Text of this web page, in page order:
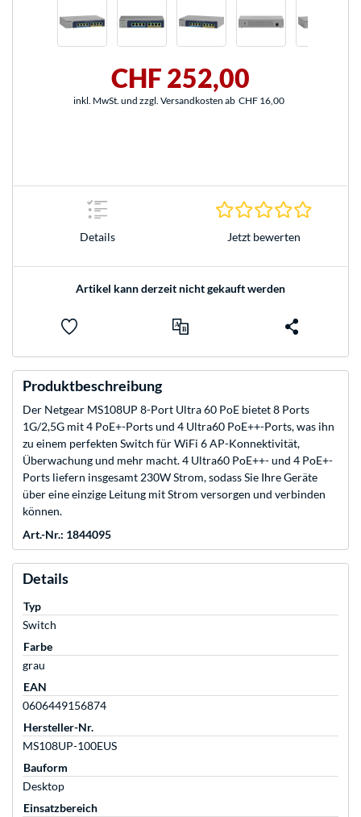
CHF 252,00
inkl. MwSt. und zzgl. Versandkosten ab CHF 16,00
Details Jetzt bewerten
Artikel kann derzeit nicht gekauft werden
Produktbeschreibung
Der Netgear MS108UP 8-Port Ultra 60 PoE bietet 8 Ports
1G/2,5G mit 4 PoE+-Ports und 4 Ultra60 PoE++-Ports, was ihn
zu einem perfekten Switch für WiFi 6 AP-Konnektivität,
Überwachung und mehr macht. 4 Ultra60 PoE++- und 4 PoE+-
Ports liefern insgesamt 230W Strom, sodass Sie Ihre Geräte
über eine einzige Leitung mit Strom versorgen und verbinden
können.
Art.-Nr.: 1844095
Details
Typ
Switch
Farbe
grau
EAN
0606449156874
Hersteller-Nr.
MS108UP-100EUS
Bauform
Desktop
Einsatzbereich